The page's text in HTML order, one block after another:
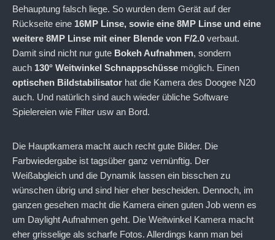
Behauptung falsch liege. So wurden dem Gerät auf der
Rückseite eine 16MP Linse, sowie eine 8MP Linse und eine
weitere 8MP Linse mit einer Blende von F/2.0 verbaut.
Damit sind nicht nur gute Bokeh Aufnahmen, sondern
auch 130° Weitwinkel Schnappschüsse möglich. Einen
optischen Bildstabilisator hat die Kamera des Doogee N20
auch. Und natürlich sind auch wieder übliche Software
Spielereien wie Filter usw an Bord.
Die Hauptkamera macht auch recht gute Bilder. Die
Farbwiedergabe ist tagsüber ganz vernünftig. Der
Weißabgleich und die Dynamik lassen ein bisschen zu
wünschen übrig und sind hier eher bescheiden. Dennoch, im
ganzen gesehen macht die Kamera einen guten Job wenn es
um Daylight Aufnahmen geht. Die Weitwinkel Kamera macht
eher grisselige als scharfe Fotos. Allerdings kann man bei